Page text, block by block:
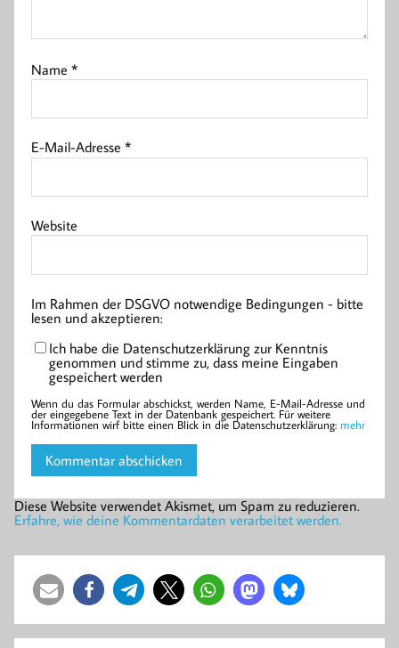
Name*
E-Mail-Adresse*
Website
Im Rahmen der DSGVO notwendige Bedingungen - bitte
lesen und akzeptieren:
Ich habe die Datenschutzerklärung zur Kenntnis
genommen und stimme zu, dass meine Eingaben
gespeichert werden
Wenn du das Formular abschickst, werden Name, E-Mail-Adresse und
der eingegebene Text in der Datenbank gespeichert. Für weitere
Informationen wirf bitte einen Blick in die Datenschutzerklärung: mehr
Diese Website verwendet Akismet, um Spam zu reduzieren.
Erfahre, wie deine Kommentardaten verarbeitet werden.